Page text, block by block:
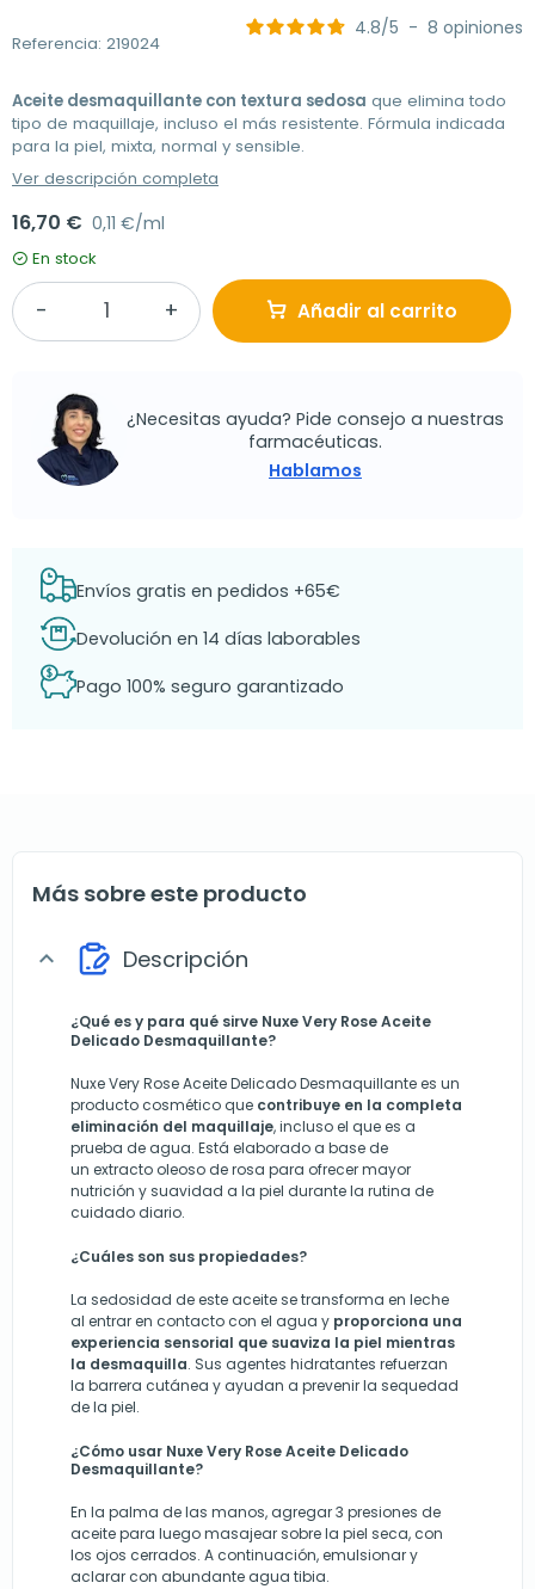
Referencia: 219024
4.8/5 - 8 opiniones
Aceite desmaquillante con textura sedosa que elimina todo
tipo de maquillaje, incluso el más resistente. Fórmula indicada
para la piel, mixta, normal y sensible.
Ver descripción completa
16,70 € 0,11 €/ml
En stock
Añadir al carrito
¿Necesitas ayuda? Pide consejo a nuestras
farmacéuticas.
Hablamos
Envíos gratis en pedidos +65€
Devolución en 14 días laborables
Pago 100% seguro garantizado
Más sobre este producto
expand_more Descripción
¿Qué es y para qué sirve Nuxe Very Rose Aceite
Delicado Desmaquillante?
Nuxe Very Rose Aceite Delicado Desmaquillante es un
producto cosmético que contribuye en la completa
eliminación del maquillaje, incluso el que es a
prueba de agua. Está elaborado a base de
un extracto oleoso de rosa para ofrecer mayor
nutrición y suavidad a la piel durante la rutina de
cuidado diario.
¿Cuáles son sus propiedades?
La sedosidad de este aceite se transforma en leche
al entrar en contacto con el agua y proporciona una
experiencia sensorial que suaviza la piel mientras
la desmaquilla. Sus agentes hidratantes refuerzan
la barrera cutánea y ayudan a prevenir la sequedad
de la piel.
¿Cómo usar Nuxe Very Rose Aceite Delicado
Desmaquillante?
En la palma de las manos, agregar 3 presiones de
aceite para luego masajear sobre la piel seca, con
los ojos cerrados. A continuación, emulsionar y
aclarar con abundante agua tibia.